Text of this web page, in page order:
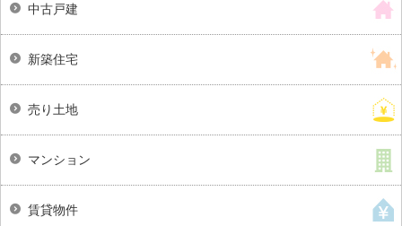
中古戸建
新築住宅
売り土地
マンション
賃貸物件